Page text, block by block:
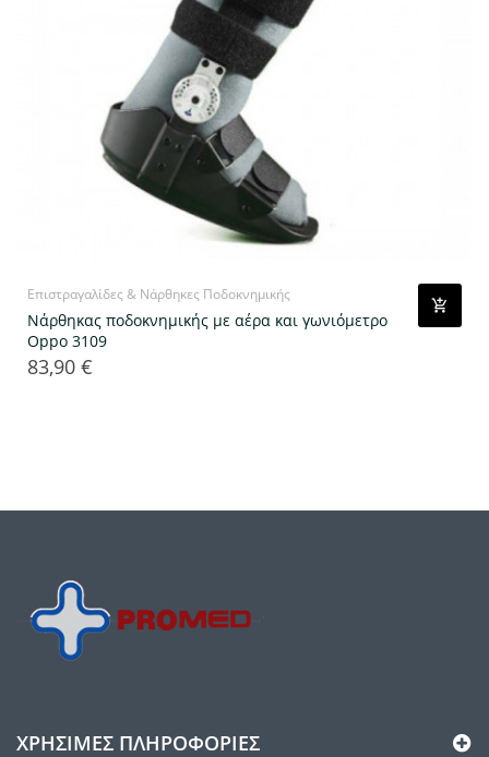
Επιστραγαλίδες & Νάρθηκες Ποδοκνημικής
Νάρθηκας ποδοκνημικής με αέρα και γωνιόμετρο
Oppo 3109
Τιμή
83,90 €
ΧΡΉΣΙΜΕΣ ΠΛΗΡΟΦΟΡΊΕΣ